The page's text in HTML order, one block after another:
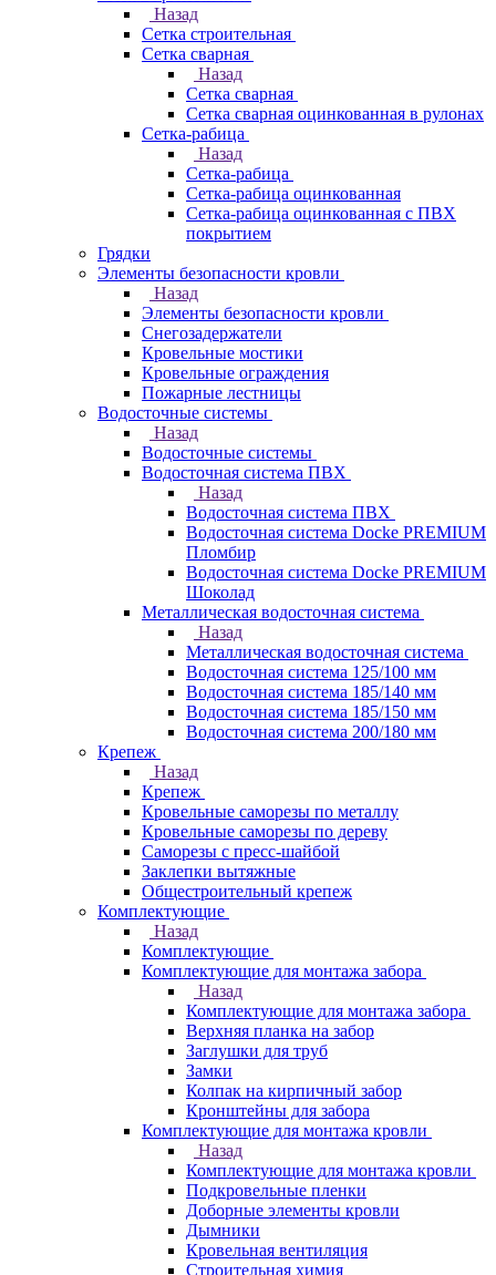
Назад
Сетка строительная
Сетка сварная
Назад
Сетка сварная
Сетка сварная оцинкованная в рулонах
Сетка-рабица
Назад
Сетка-рабица
Сетка-рабица оцинкованная
Сетка-рабица оцинкованная с ПВХ
покрытием
Грядки
Элементы безопасности кровли
Назад
Элементы безопасности кровли
Снегозадержатели
Кровельные мостики
Кровельные ограждения
Пожарные лестницы
Водосточные системы
Назад
Водосточные системы
Водосточная система ПВХ
Назад
Водосточная система ПВХ
Водосточная система Docke PREMIUM
Пломбир
Водосточная система Docke PREMIUM
Шоколад
Металлическая водосточная система
Назад
Металлическая водосточная система
Водосточная система 125/100 мм
Водосточная система 185/140 мм
Водосточная система 185/150 мм
Водосточная система 200/180 мм
Крепеж
Назад
Крепеж
Кровельные саморезы по металлу
Кровельные саморезы по дереву
Саморезы с пресс-шайбой
Заклепки вытяжные
Общестроительный крепеж
Комплектующие
Назад
Комплектующие
Комплектующие для монтажа забора
Назад
Комплектующие для монтажа забора
Верхняя планка на забор
Заглушки для труб
Замки
Колпак на кирпичный забор
Кронштейны для забора
Комплектующие для монтажа кровли
Назад
Комплектующие для монтажа кровли
Подкровельные пленки
Доборные элементы кровли
Дымники
Кровельная вентиляция
Строительная химия